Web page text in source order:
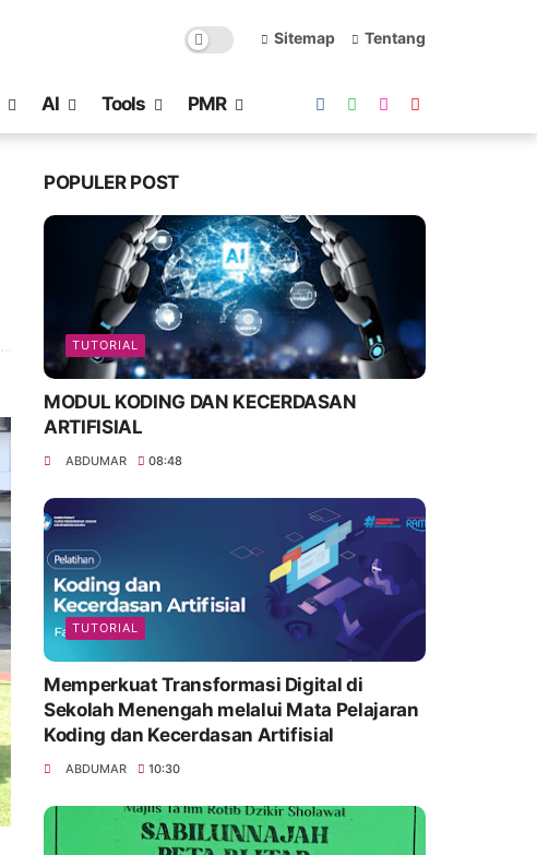
Sitemap Tentang
AI Tools PMR
POPULER POST
TUTORIAL
MODUL KODING DAN KECERDASAN
ARTIFISIAL
ABDUMAR 08:48
TUTORIAL
Memperkuat Transformasi Digital di
Sekolah Menengah melalui Mata Pelajaran
Koding dan Kecerdasan Artifisial
ABDUMAR 10:30